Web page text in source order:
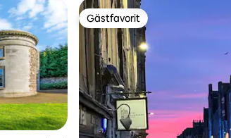
Gästfavorit
Gästfavorit